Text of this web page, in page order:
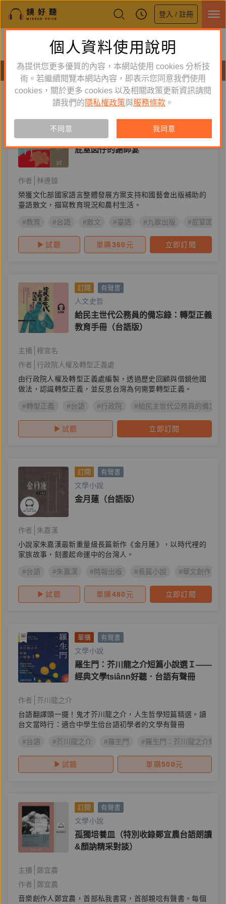
登入 / 註冊
鏡好聽全新APP上線
體驗全面升級，即刻下載
有聲書
台語有聲書 新到舊 舊到新
有聲書
童書／青少年
屁窒囡仔的謝師宴
作者
林連鍠
榮獲文化部國家語言整體發展方案支持和國藝會出版補助的
臺語散文，描寫教育現況和農村生活。
#教育 #台語 #散文 #臺語 #九歌出版 #屁窒囡仔
試聽 單購360 元 立即訂閱
訂閱 有聲書
人文史哲
給民主世代公務員的備忘錄：轉型正義
教育手冊（台語版）
主播
穆宣名
作者
行政院人權及轉型正義處
由行政院人權及轉型正義處編製，透過歷史回顧與借鏡他國
做法，認識轉型正義，並反思台灣為何需要轉型正義。
#轉型正義 #台語 #行政院 #給民主世代公務員的備忘錄
試聽 立即訂閱
訂閱 有聲書
文學小說
金月蓮（台語版）
作者
朱嘉漢
小說家朱嘉漢最新重量級長篇新作《金月蓮》，以時代裡的
家族故事，刻畫起命運中的台灣人。
#台語 #朱嘉漢 #時報出版 #長篇小說 #華文創作
試聽 單購480 元 立即訂閱
單購 有聲書
文學小說
羅生門：芥川龍之介短篇小說選Ｉ——
經典文學tsiânn好聽．台語有聲冊
作者
芥川龍之介
台語翻譯頭一擺！鬼才芥川龍之介，人生哲學短篇精選。讀
台文當時行：適合中學生佮台語初學者的文學有聲冊
#台語 #芥川龍之介 #羅生門 #羅生門：芥川龍之介短篇
試聽 單購500元
訂閱 有聲書
文學小說
孤獨培養皿（特別收錄鄭宜農台語朗讀
&顏訥精采對談）
主播
鄭宜農
作者
鄭宜農
音樂創作人鄭宜農，首部私我書寫，首部親唸有聲書。每個
個人資料使用說明
為提供您更多優質的內容，本網站使用 cookies 分析技
術。若繼續閱覽本網站內容，即表示您同意我們使用
cookies，關於更多 cookies 以及相關政策更新資訊請閱
讀我們的 隱私權政策與服務條款 。
不同意 我同意